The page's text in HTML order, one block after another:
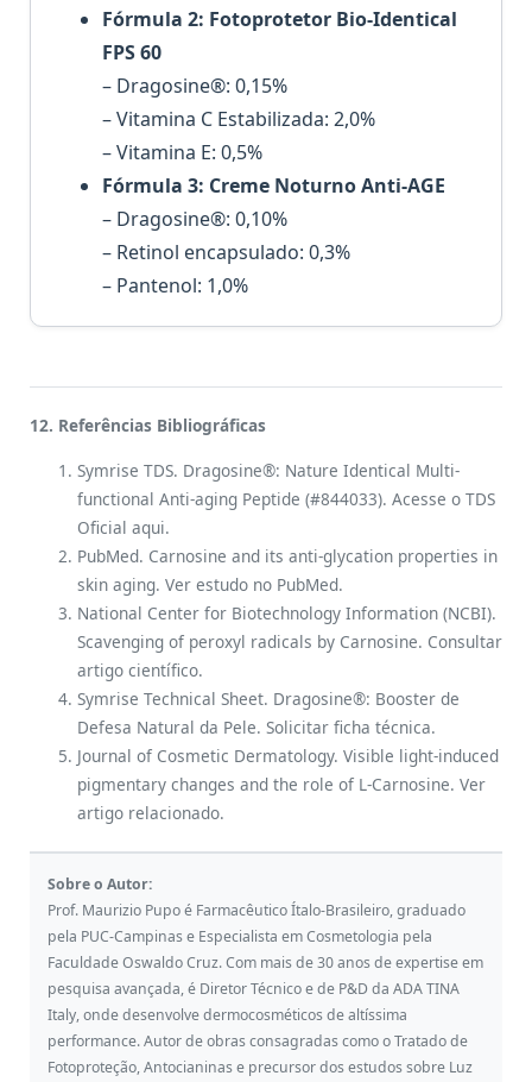
Fórmula 2: Fotoprotetor Bio-Identical
FPS 60
– Dragosine®: 0,15%
– Vitamina C Estabilizada: 2,0%
– Vitamina E: 0,5%
Fórmula 3: Creme Noturno Anti-AGE
– Dragosine®: 0,10%
– Retinol encapsulado: 0,3%
– Pantenol: 1,0%
12. Referências Bibliográficas
Symrise TDS. Dragosine®: Nature Identical Multi-
functional Anti-aging Peptide (#844033). Acesse o TDS
Oficial aqui.
PubMed. Carnosine and its anti-glycation properties in
skin aging. Ver estudo no PubMed.
National Center for Biotechnology Information (NCBI).
Scavenging of peroxyl radicals by Carnosine. Consultar
artigo científico.
Symrise Technical Sheet. Dragosine®: Booster de
Defesa Natural da Pele. Solicitar ficha técnica.
Journal of Cosmetic Dermatology. Visible light-induced
pigmentary changes and the role of L-Carnosine. Ver
artigo relacionado.
Sobre o Autor:
Prof. Maurizio Pupo é Farmacêutico Ítalo-Brasileiro, graduado
pela PUC-Campinas e Especialista em Cosmetologia pela
Faculdade Oswaldo Cruz. Com mais de 30 anos de expertise em
pesquisa avançada, é Diretor Técnico e de P&D da ADA TINA
Italy, onde desenvolve dermocosméticos de altíssima
performance. Autor de obras consagradas como o Tratado de
Fotoproteção, Antocianinas e precursor dos estudos sobre Luz